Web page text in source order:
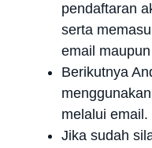
pendaftaran
serta
email
Berikutnya
melalui email.
Jika sudah